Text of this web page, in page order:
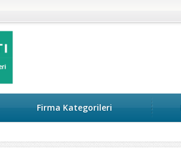
Firma Kategorileri
Tankeri